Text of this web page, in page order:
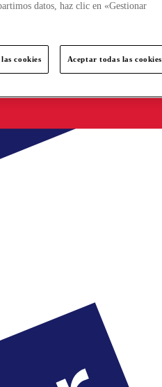
datos, haz clic en «Gestionar
cookies Aceptar todas las cookies